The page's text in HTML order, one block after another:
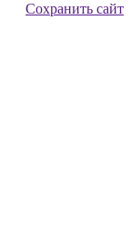
Сохранить сайт